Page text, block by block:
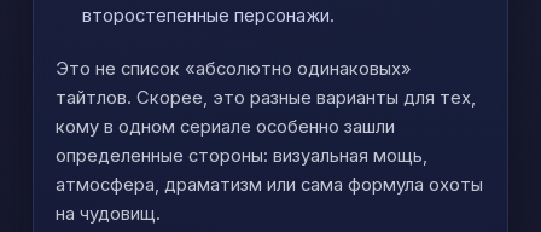
второстепенные персонажи.
Это не список «абсолютно одинаковых»
тайтлов. Скорее, это разные варианты для тех,
кому в одном сериале особенно зашли
определенные стороны: визуальная мощь,
атмосфера, драматизм или сама формула охоты
на чудовищ.